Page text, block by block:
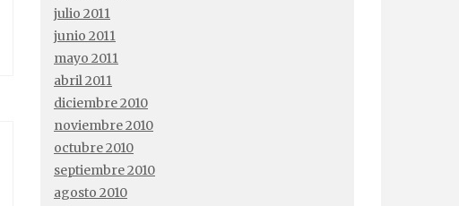
julio 2011
junio 2011
mayo 2011
abril 2011
diciembre 2010
noviembre 2010
octubre 2010
septiembre 2010
agosto 2010